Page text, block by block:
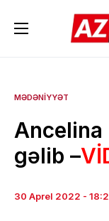
MƏDƏNIYYƏT
Ancelina
gəlib –
30 Aprel 2022 -